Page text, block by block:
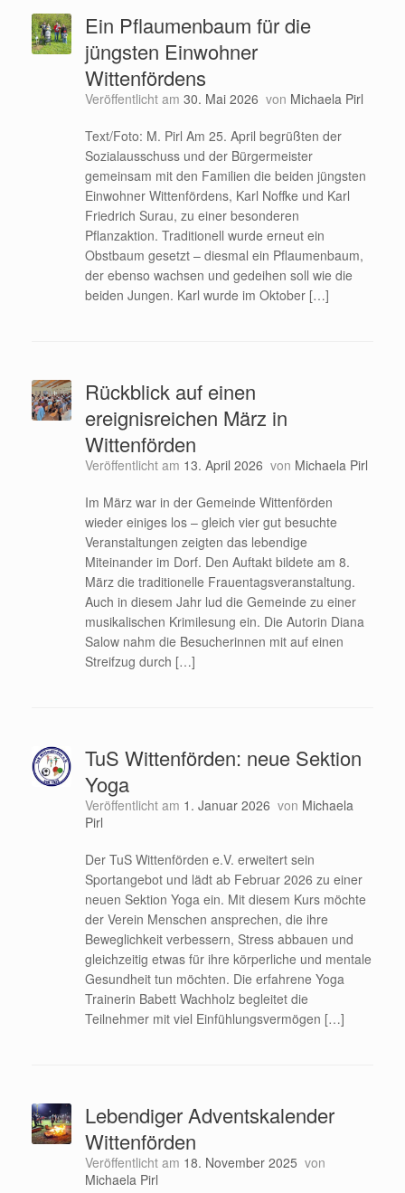
Ein Pflaumenbaum für die
jüngsten Einwohner
Wittenfördens
Veröffentlicht am 30. Mai 2026 von Michaela Pirl
Text/Foto: M. Pirl Am 25. April begrüßten der
Sozialausschuss und der Bürgermeister
gemeinsam mit den Familien die beiden jüngsten
Einwohner Wittenfördens, Karl Noffke und Karl
Friedrich Surau, zu einer besonderen
Pflanzaktion. Traditionell wurde erneut ein
Obstbaum gesetzt – diesmal ein Pflaumenbaum,
der ebenso wachsen und gedeihen soll wie die
beiden Jungen. Karl wurde im Oktober […]
Rückblick auf einen
ereignisreichen März in
Wittenförden
Veröffentlicht am 13. April 2026 von Michaela Pirl
Im März war in der Gemeinde Wittenförden
wieder einiges los – gleich vier gut besuchte
Veranstaltungen zeigten das lebendige
Miteinander im Dorf. Den Auftakt bildete am 8.
März die traditionelle Frauentagsveranstaltung.
Auch in diesem Jahr lud die Gemeinde zu einer
musikalischen Krimilesung ein. Die Autorin Diana
Salow nahm die Besucherinnen mit auf einen
Streifzug durch […]
TuS Wittenförden: neue Sektion
Yoga
Veröffentlicht am 1. Januar 2026 von Michaela
Pirl
Der TuS Wittenförden e.V. erweitert sein
Sportangebot und lädt ab Februar 2026 zu einer
neuen Sektion Yoga ein. Mit diesem Kurs möchte
der Verein Menschen ansprechen, die ihre
Beweglichkeit verbessern, Stress abbauen und
gleichzeitig etwas für ihre körperliche und mentale
Gesundheit tun möchten. Die erfahrene Yoga
Trainerin Babett Wachholz begleitet die
Teilnehmer mit viel Einfühlungsvermögen […]
Lebendiger Adventskalender
Wittenförden
Veröffentlicht am 18. November 2025 von
Michaela Pirl